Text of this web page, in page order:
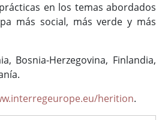
en los temas abordados
más social, más verde y más
Bosnia-Herzegovina, Finlandia,
herition.